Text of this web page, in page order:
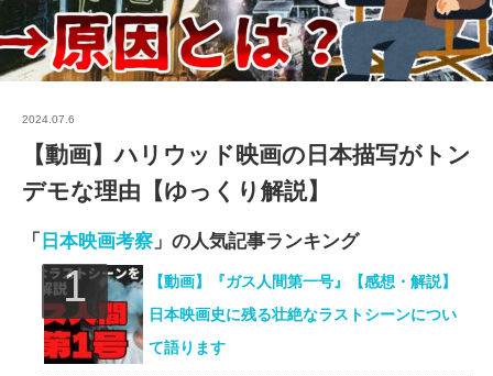
2024.07.6
【動画】ハリウッド映画の日本描写がトン
デモな理由【ゆっくり解説】
「 日本映画考察 」の人気記事ランキング
【動画】『ガス人間第一号』【感想・解説】
日本映画史に残る壮絶なラストシーンについ
て語ります